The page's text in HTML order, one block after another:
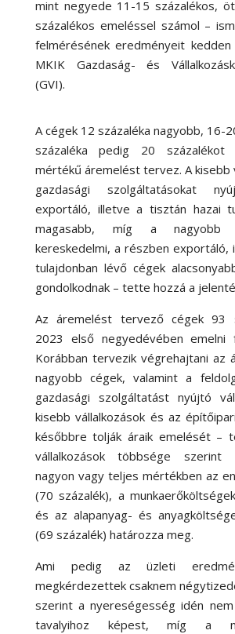
mint negyede 11-15 százalékos,
százalékos emeléssel számol –
felmérésének eredményeit
MKIK Gazdaság- és
(GVI).
A cégek 12 százaléka nagyobb, 16-
százaléka pedig 20 százalékot
mértékű áremelést tervez. A kisebb
gazdasági szolgáltatásokat
exportáló, illetve a tisztán hazai
magasabb, míg a nagyobb
kereskedelmi, a részben exportáló,
tulajdonban lévő cégek
gondolkodnak – tette hozzá a
Az áremelést tervező cégek 93
2023 első negyedévében emelni
Korábban tervezik végrehajtani az
nagyobb cégek, valamint a
gazdasági szolgáltatást nyújtó
kisebb vállalkozások és az
későbbre tolják áraik emelését –
vállalkozások többsége szerint
nagyon vagy teljes mértékben az
(70 százalék), a
és az alapanyag- és
(69 százalék) határozza meg.
Ami pedig az üzleti
megkérdezettek csaknem
szerint a nyereségesség idén
tavalyihoz képest, míg a